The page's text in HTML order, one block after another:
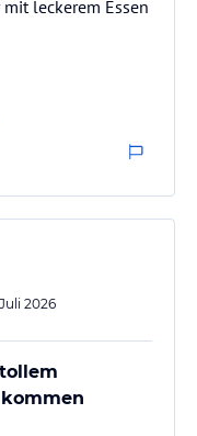
leckerem Essen
2026